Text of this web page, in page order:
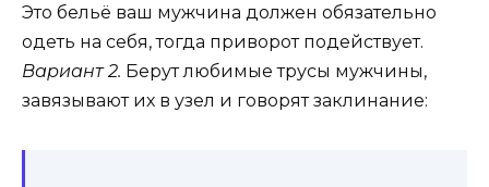
Это бельё ваш мужчина должен обязательно
одеть на себя, тогда приворот подействует.
Вариант 2. Берут любимые трусы мужчины,
завязывают их в узел и говорят заклинание: